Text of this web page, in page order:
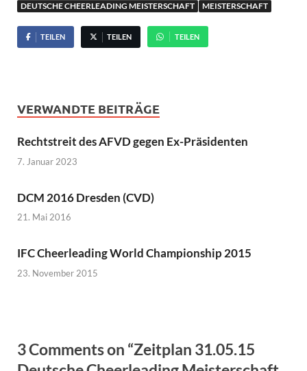
DEUTSCHE CHEERLEADING MEISTERSCHAFT
MEISTERSCHAFT
TEILEN TEILEN TEILEN
VERWANDTE BEITRÄGE
Rechtstreit des AFVD gegen Ex-Präsidenten
7. Januar 2023
DCM 2016 Dresden (CVD)
21. Mai 2016
IFC Cheerleading World Championship 2015
23. November 2015
3 Comments on “Zeitplan 31.05.15